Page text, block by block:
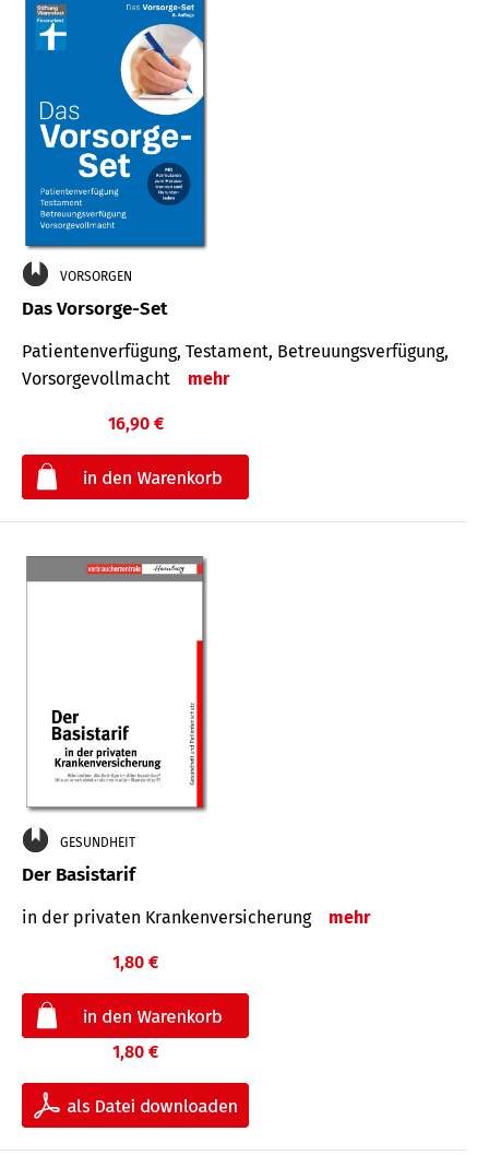
VORSORGEN
Das Vorsorge-Set
Patienten­ver­fügung, Testa­ment, Be­treuungs­verfü­gung,
Vor­sorge­voll­macht
mehr
16,90 €
GESUNDHEIT
Der Basistarif
in der privaten Kran­ken­ver­siche­rung mehr
1,80 €
1,80 €